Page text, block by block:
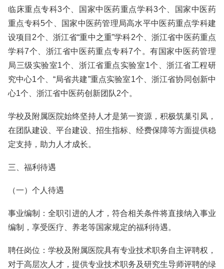
临床重点专科3个、国家中医药重点学科3个、国家中医药
重点专科5个、国家中医药管理局高水平中医药重点学科建
设项目2个、浙江省“重中之重”学科2个、浙江省中医药重点
学科7个、浙江省中医药重点专科7个。有国家中医药管理
局三级实验室1个、浙江省重点实验室1个、浙江省工程研
究中心1个、“局省共建”重点实验室1个、浙江省协同创新中
心1个、浙江省中医药创新团队2个。
学校及附属医院始终坚持人才是第一资源，积极筑巢引凤，
在团队建设、平台建设、招生指标、经费保障等方面提供稳
定支持，助力人才成长。
三、福利待遇
（一）个人待遇
事业编制：全职引进的人才，符合相关条件将直接纳入事业
编制，享受医疗、养老等国家规定的福利待遇。
聘任岗位：学校及附属医院具有专业技术职务自主评聘权，
对于高层次人才，提供专业技术职务及研究生导师评聘的绿